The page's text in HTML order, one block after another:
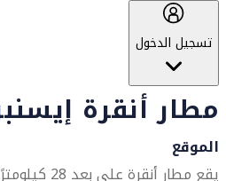
تسجيل الدخول
مطار أنقرة
الموقع
يقع مطار أنقرة على بعد 28 كيلومترًا شمال شرق وسط المدينة.